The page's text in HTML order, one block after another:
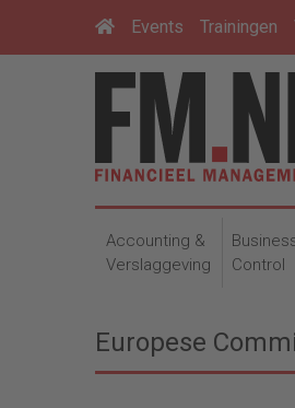
Events Trainingen
Accounting &
Verslaggeving
Control
Europese